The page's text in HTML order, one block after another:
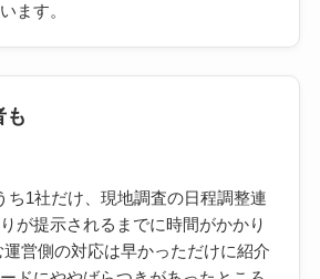
ます。
も
ち1社だけ、現地調査の日程調整連
が提示されるまでに時間がかかり
運営側の対応は早かっただけに紹介